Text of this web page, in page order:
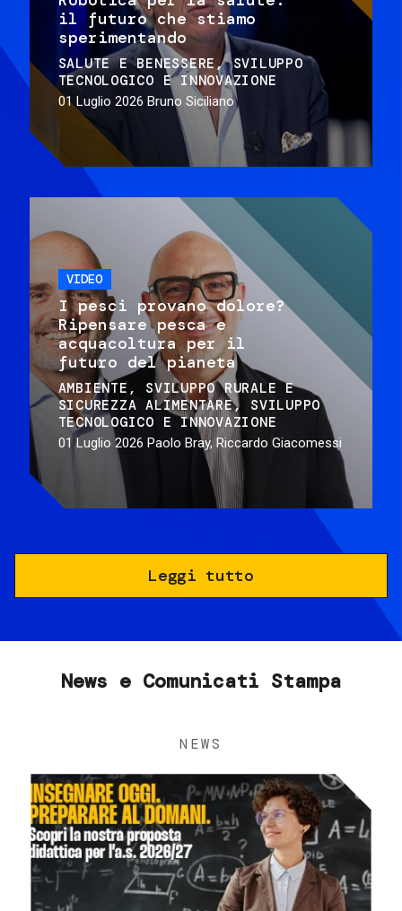
il futuro che stiamo
sperimentando
SALUTE E BENESSERE
SVILUPPO
TECNOLOGICO E INNOVAZIONE
01 Luglio 2026 Bruno Siciliano
VIDEO
I pesci provano dolore?
Ripensare pesca e
acquacoltura per il
futuro del pianeta
AMBIENTE
SVILUPPO RURALE E
SICUREZZA ALIMENTARE
SVILUPPO
TECNOLOGICO E INNOVAZIONE
01 Luglio 2026 Paolo Bray, Riccardo Giacomessi
Leggi tutto
News e Comunicati Stampa
NEWS